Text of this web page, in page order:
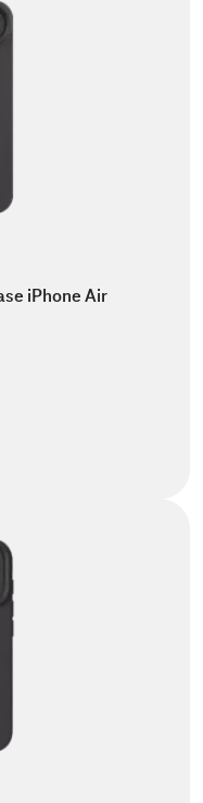
iPhone Air